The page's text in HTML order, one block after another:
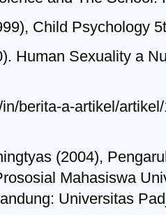
Child Psychology
Human Sexuality a
berita-a-artikel/
(2004),
Mahasiswa
Universitas